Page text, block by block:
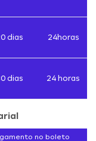
dias 24horas
dias 24 horas
no boleto